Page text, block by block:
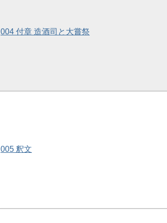
004 付章 造酒司と大嘗祭
005 釈文